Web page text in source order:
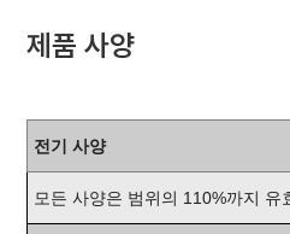
제품 사양
전기 사양
모든 사양은 범위의 110%까지